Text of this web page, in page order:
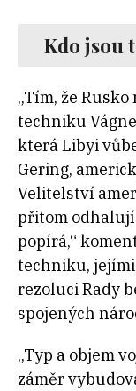
Kdo jsou
„Tím, že
techniku
která Libyi
Gering,
Velitelství
přitom odhalují
popírá,“
techniku,
rezoluci Rady
spojených
„Typ a objem
záměr